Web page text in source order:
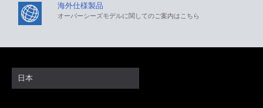
海外仕様製品
オーバーシーズモデルに関してのご案内はこちら
日本